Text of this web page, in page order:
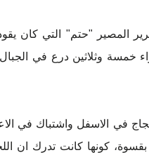
المصير "حتم" التي كان
خمسة وثلاثين درع في
في الاسفل واشتباك في
كونها كانت تدرك ان